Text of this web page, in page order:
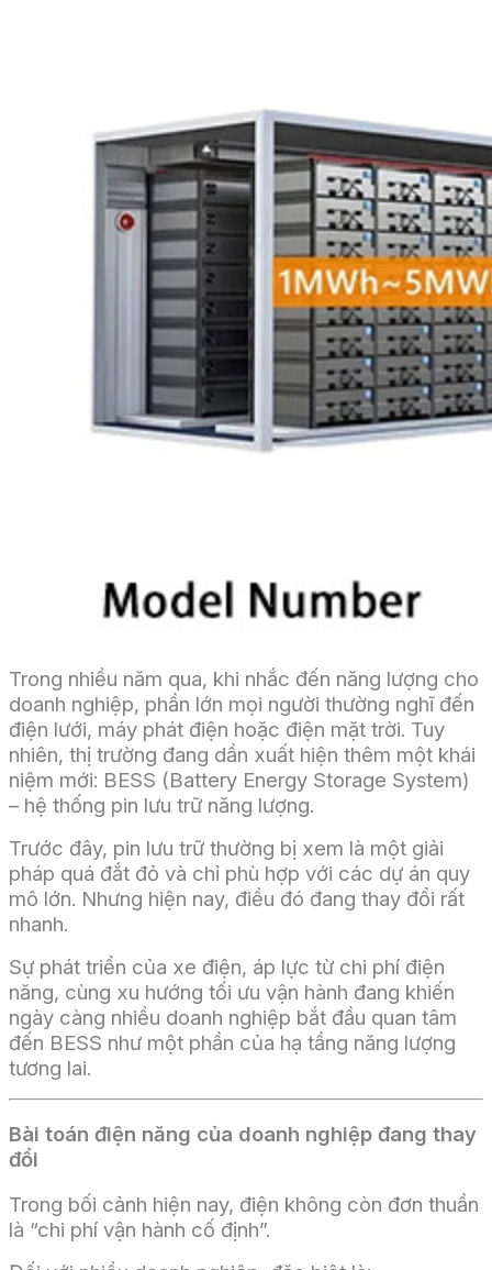
Trong nhiều năm qua, khi nhắc đến năng lượng cho
doanh nghiệp, phần lớn mọi người thường nghĩ đến
điện lưới, máy phát điện hoặc điện mặt trời. Tuy
nhiên, thị trường đang dần xuất hiện thêm một khái
niệm mới: BESS (Battery Energy Storage System)
– hệ thống pin lưu trữ năng lượng.
Trước đây, pin lưu trữ thường bị xem là một giải
pháp quá đắt đỏ và chỉ phù hợp với các dự án quy
mô lớn. Nhưng hiện nay, điều đó đang thay đổi rất
nhanh.
Sự phát triển của xe điện, áp lực từ chi phí điện
năng, cùng xu hướng tối ưu vận hành đang khiến
ngày càng nhiều doanh nghiệp bắt đầu quan tâm
đến BESS như một phần của hạ tầng năng lượng
tương lai.
Bài toán điện năng của doanh nghiệp đang thay
đổi
Trong bối cảnh hiện nay, điện không còn đơn thuần
là “chi phí vận hành cố định”.